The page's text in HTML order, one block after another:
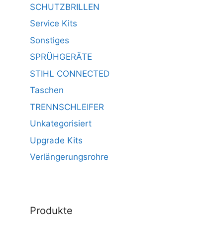
SCHUTZBRILLEN
Service Kits
Sonstiges
SPRÜHGERÄTE
STIHL CONNECTED
Taschen
TRENNSCHLEIFER
Unkategorisiert
Upgrade Kits
Verlängerungsrohre
Produkte